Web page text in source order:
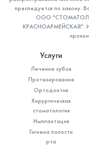
преследуется по
ООО
КРАСНОАРМЕЙСКАЯ".
Услуги
Лечение зубов
Протезирование
Ортодонтия
Хирургическая
стоматология
Имплантация
Гигиена полости
рта